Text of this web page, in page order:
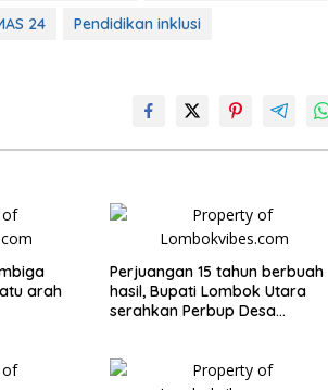
24 Pendidikan inklusi
arah
Perjuangan 15 tahun berbuah
hasil, Bupati Lombok Utara
serahkan Perbup Desa